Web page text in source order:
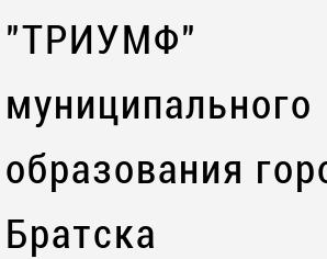
"ТРИУМФ"
муниципального
образования
Братска